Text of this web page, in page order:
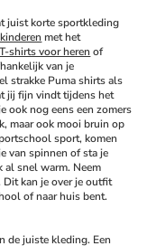
juist korte sportkleding
met het
T-shirts voor heren
of
van je
strakke Puma shirts als
jij fijn vindt tijdens het
ook nog eens een zomers
maar ook mooi bruin op
sport, komen
van spinnen of sta je
al snel warm. Neem
Dit kan je over je outfit
of naar huis bent.